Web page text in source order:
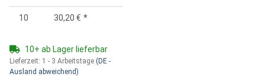
10 30,20 € *
10+ ab Lager lieferbar
Lieferzeit: 1 - 3 Arbeitstage (DE -
Ausland abweichend)